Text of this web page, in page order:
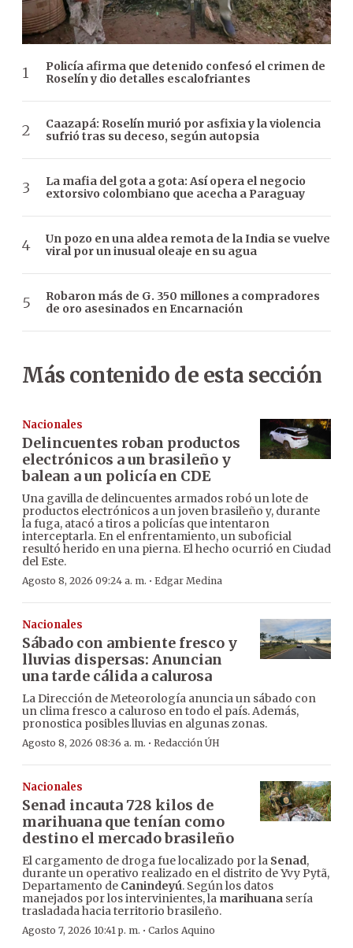
Policía afirma que detenido confesó el crimen de
Roselín y dio detalles escalofriantes
Caazapá: Roselín murió por asfixia y la violencia
sufrió tras su deceso, según autopsia
La mafia del gota a gota: Así opera el negocio
extorsivo colombiano que acecha a Paraguay
Un pozo en una aldea remota de la India se vuelve
viral por un inusual oleaje en su agua
Robaron más de G. 350 millones a compradores
de oro asesinados en Encarnación
Más contenido de esta sección
Nacionales
Delincuentes roban productos
electrónicos a un brasileño y
balean a un policía en CDE
Una gavilla de delincuentes armados robó un lote de
productos electrónicos a un joven brasileño y, durante
la fuga, atacó a tiros a policías que intentaron
interceptarla. En el enfrentamiento, un suboficial
resultó herido en una pierna. El hecho ocurrió en Ciudad
del Este.
Agosto 8, 2026 09:24 a. m. · Edgar Medina
Nacionales
Sábado con ambiente fresco y
lluvias dispersas: Anuncian
una tarde cálida a calurosa
La Dirección de Meteorología anuncia un sábado con
un clima fresco a caluroso en todo el país. Además,
pronostica posibles lluvias en algunas zonas.
Agosto 8, 2026 08:36 a. m. · Redacción ÚH
Nacionales
Senad incauta 728 kilos de
marihuana que tenían como
destino el mercado brasileño
El cargamento de droga fue localizado por la Senad,
durante un operativo realizado en el distrito de Yvy Pytã,
Departamento de Canindeyú. Según los datos
manejados por los intervinientes, la marihuana sería
trasladada hacia territorio brasileño.
Agosto 7, 2026 10:41 p. m. · Carlos Aquino